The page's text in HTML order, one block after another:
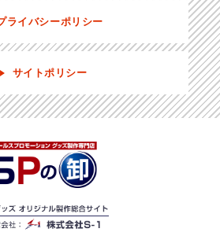
ライバシーポリシー
サイトポリシー